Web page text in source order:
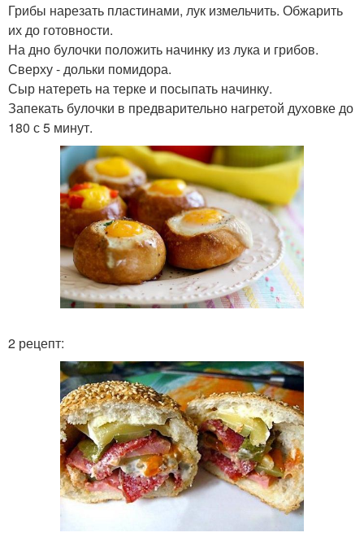
Грибы нарезать пластинами, лук измельчить. Обжарить
их до готовности.
На дно булочки положить начинку из лука и грибов.
Сверху - дольки помидора.
Сыр натереть на терке и посыпать начинку.
Запекать булочки в предварительно нагретой духовке до
180 с 5 минут.
2 рецепт: